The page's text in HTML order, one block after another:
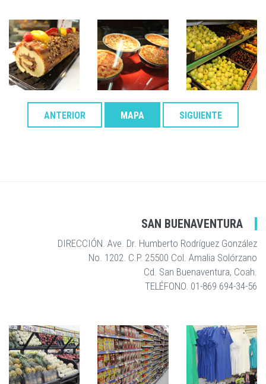
ANTERIOR MAPA SIGUIENTE
SAN BUENAVENTURA
DIRECCIÓN. Ave. Dr. Humberto Rodríguez González
No. 1202. C.P. 25500 Col. Amalia Solórzano
Cd. San Buenaventura, Coah.
TELÉFONO. 01-869 694-34-56